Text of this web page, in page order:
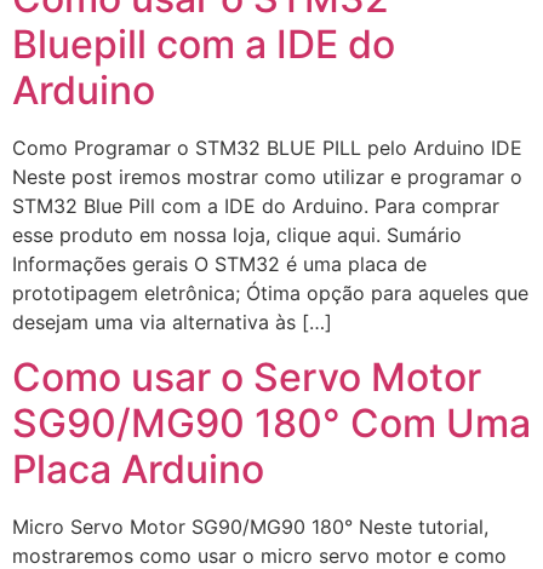
Bluepill com a IDE do
Arduino
Como Programar o STM32 BLUE PILL pelo Arduino IDE
Neste post iremos mostrar como utilizar e programar o
STM32 Blue Pill com a IDE do Arduino. Para comprar
esse produto em nossa loja, clique aqui. Sumário
Informações gerais O STM32 é uma placa de
prototipagem eletrônica; Ótima opção para aqueles que
desejam uma via alternativa às […]
Como usar o Servo Motor
SG90/MG90 180° Com Uma
Placa Arduino
Micro Servo Motor SG90/MG90 180° Neste tutorial,
mostraremos como usar o micro servo motor e como